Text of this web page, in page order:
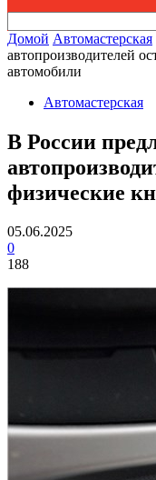
Домой Автомастерская
автопроизводителей
автомобили
Автомастерская
В России
физические
05.06.2025
0
188